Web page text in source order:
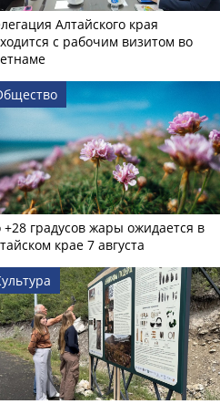
Алтайского края
с рабочим визитом во
+28 градусов жары ожидается в
крае 7 августа